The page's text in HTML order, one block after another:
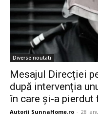
Diverse noutati
Mesajul Direcției
după intervenția
în care și-a pierdut
Autorii SunnaHome.ro - 28